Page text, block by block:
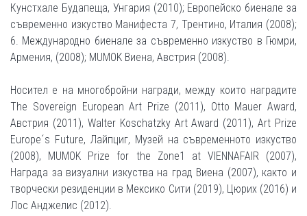
Кунстхале Будапеща, Унгария (2010); Европейско биенале за
съвременно изкуство Манифеста 7, Трентино, Италия (2008);
6. Международно биенале за съвременно изкуство в Гюмри,
Армения, (2008); MUMOK Виена, Австрия (2008).
Носител е на многобройни награди, между които наградите
The Sovereign European Art Prize (2011), Otto Mauer Award,
Австрия (2011), Walter Koschatzky Art Award (2011), Art Prize
Europe´s Future, Лайпциг, Музей на съвременното изкуство
(2008), MUMOK Prize for the Zone1 at VIENNAFAIR (2007),
Награда за визуални изкуства на град Виена (2007), както и
творчески резиденции в Мексико Сити (2019), Цюрих (2016) и
Лос Анджелис (2012).